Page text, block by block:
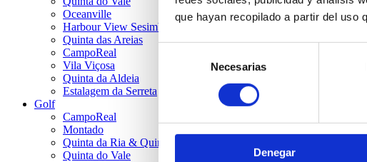
que hayan recopilado a partir del uso
consentimiento
Necesarias
Denegar
Oceanville
Harbour View Sesimbra
Quinta das Areias
CampoReal
Vila Viçosa
Quinta da Aldeia
Estalagem da Serreta
Golf
CampoReal
Montado
Quinta da Ria & Quinta de Cima
Quinta do Vale